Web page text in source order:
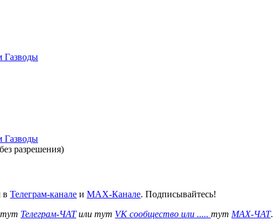
Газводы
Газводы
разрешения)
в Телеграм-канале и MAX-Канале. Подписывайтесь!
Телеграм-ЧАТили тут VK сообщество или ..... тут MAX-ЧАТ.